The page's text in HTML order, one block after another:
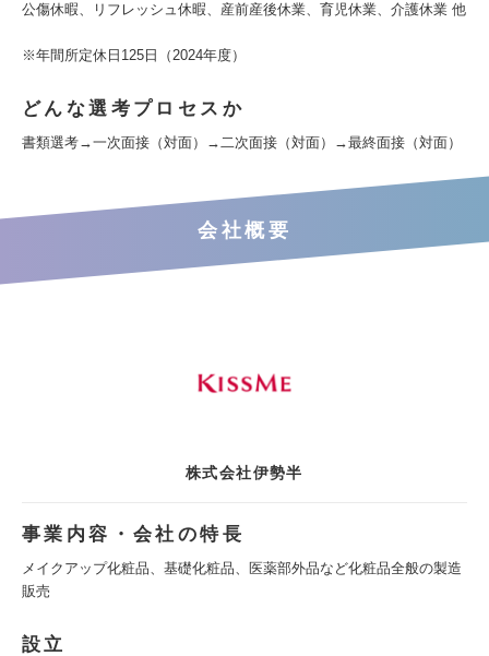
公傷休暇、リフレッシュ休暇、産前産後休業、育児休業、介護休業 他
※年間所定休日125日（2024年度）
どんな選考プロセスか
書類選考→一次面接（対面）→二次面接（対面）→最終面接（対面）
会社概要
株式会社伊勢半
事業内容・会社の特長
メイクアップ化粧品、基礎化粧品、医薬部外品など化粧品全般の製造
販売
設立